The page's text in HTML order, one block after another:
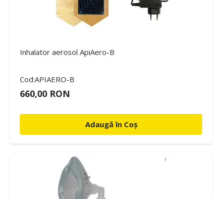
Inhalator aerosol ApiAero-B
Cod:APIAERO-B
660,00 RON
Adaugă în Coș